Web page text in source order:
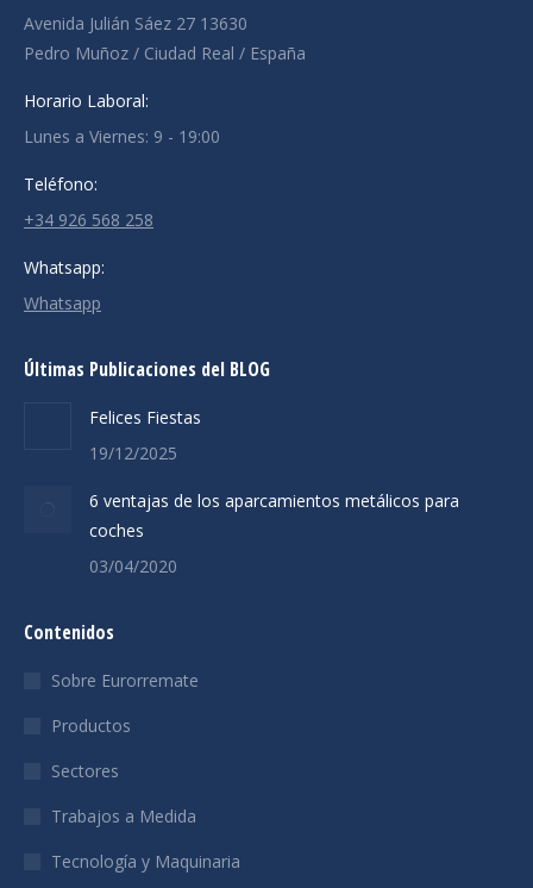
Avenida Julián Sáez 27 13630
Pedro Muñoz / Ciudad Real / España
Horario Laboral:
Lunes a Viernes: 9 - 19:00
Teléfono:
+34 926 568 258
Whatsapp:
Whatsapp
Últimas Publicaciones del BLOG
Felices Fiestas
19/12/2025
6 ventajas de los aparcamientos metálicos para
coches
03/04/2020
Contenidos
Sobre Eurorremate
Productos
Sectores
Trabajos a Medida
Tecnología y Maquinaria